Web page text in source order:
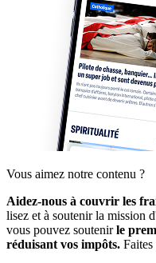
Vous aimez notre contenu ?
Aidez-nous à couvrir les
lisez et à soutenir la mission
vous pouvez soutenirle
réduisant vos impôts. Faites